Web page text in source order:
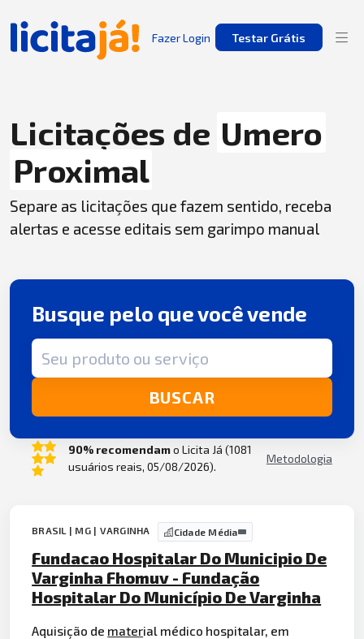
Fazer Login Testar Grátis
Licitações de Umero
Proximal
Separe as licitações que fazem sentido, receba
alertas e acesse editais sem garimpo manual
Busque pelo que você vende
Termo de busca
BUSCAR
90% recomendamo Licita Já (1081
usuários reais, 05/08/2026).
Metodologia
BRASIL | MG | VARGINHA Cidade Média
Fundacao Hospitalar Do Municipio De
Varginha Fhomuv - Fundação
Hospitalar Do Município De Varginha
Aquisição de material médico hospitalar, em